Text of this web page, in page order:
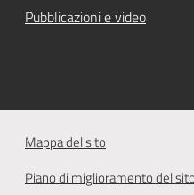
Pubblicazioni e video
Mappa del sito
Piano di miglioramento del sito